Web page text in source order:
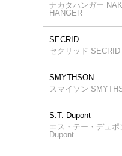
ナカタハンガー
HANGER
SECRID
セクリッド SECRID
SMYTHSON
スマイソン
S.T. Dupont
エス・テー・デュポ
Dupont